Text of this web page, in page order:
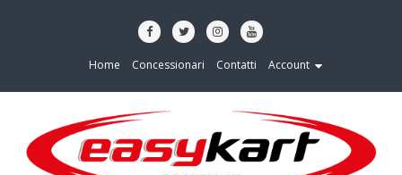
Home Concessionari Contatti Account